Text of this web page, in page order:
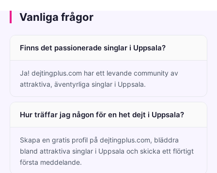
Vanliga frågor
Finns det passionerade singlar i Uppsala?
Ja! dejtingplus.com har ett levande community av
attraktiva, äventyrliga singlar i Uppsala.
Hur träffar jag någon för en het dejt i Uppsala?
Skapa en gratis profil på dejtingplus.com, bläddra
bland attraktiva singlar i Uppsala och skicka ett flörtigt
första meddelande.